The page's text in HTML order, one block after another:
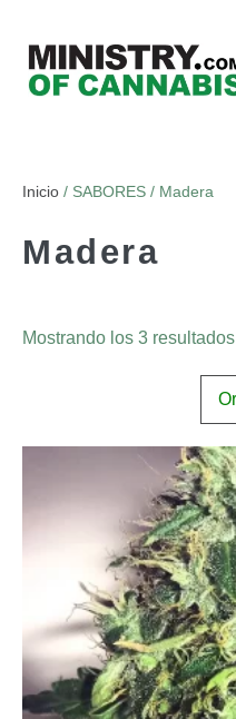
Inicio / SABORES / Madera
Madera
Mostrando los 3 resultados